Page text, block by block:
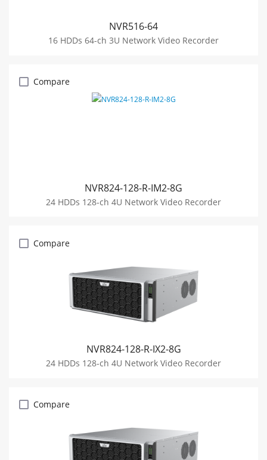
NVR516-64
16 HDDs 64-ch 3U Network Video Recorder
Compare
NVR824-128-R-IM2-8G
24 HDDs 128-ch 4U Network Video Recorder
Compare
NVR824-128-R-IX2-8G
24 HDDs 128-ch 4U Network Video Recorder
Compare